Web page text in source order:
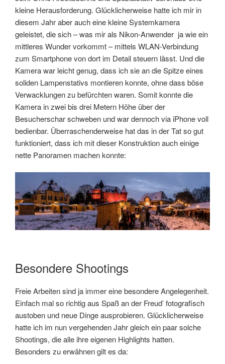
kleine Herausforderung. Glücklicherweise hatte ich mir in
diesem Jahr aber auch eine kleine Systemkamera
geleistet, die sich – was mir als Nikon-Anwender ja wie ein
mittleres Wunder vorkommt – mittels WLAN-Verbindung
zum Smartphone von dort im Detail steuern lässt. Und die
Kamera war leicht genug, dass ich sie an die Spitze eines
soliden Lampenstativs montieren konnte, ohne dass böse
Verwacklungen zu befürchten waren. Somit konnte die
Kamera in zwei bis drei Metern Höhe über der
Besucherschar schweben und war dennoch via iPhone voll
bedienbar. Überraschenderweise hat das in der Tat so gut
funktioniert, dass ich mit dieser Konstruktion auch einige
nette Panoramen machen konnte:
Besondere Shootings
Freie Arbeiten sind ja immer eine besondere Angelegenheit.
Einfach mal so richtig aus Spaß an der Freud’ fotografisch
austoben und neue Dinge ausprobieren. Glücklicherweise
hatte ich im nun vergehenden Jahr gleich ein paar solche
Shootings, die alle ihre eigenen Highlights hatten.
Besonders zu erwähnen gilt es da: